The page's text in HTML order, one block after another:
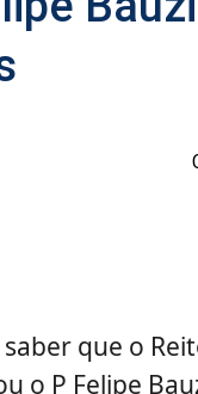
que o
o P Felipe